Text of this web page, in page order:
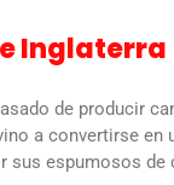
Inglaterra
de producir
a convertirse en
sus espumosos de